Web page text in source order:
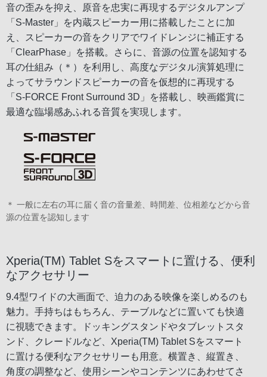
音の歪みを抑え、原音を忠実に再現するデジタルアンプ
「S-Master」を内蔵スピーカー用に搭載したことに加
え、スピーカーの音をクリアでワイドレンジに補正する
「ClearPhase」を搭載。さらに、音源の位置を認知する
耳の仕組み（＊）を利用し、高度なデジタル演算処理に
よってサラウンドスピーカーの音を仮想的に再現する
「S-FORCE Front Surround 3D」を搭載し、映画鑑賞に
最適な臨場感あふれる音質を実現します。
＊ 一般に左右の耳に届く音の音量差、時間差、位相差などから音
源の位置を認知します
Xperia(TM) Tablet Sをスマートに置ける、便利
なアクセサリー
9.4型ワイドの大画面で、迫力のある映像を楽しめるのも
魅力。手持ちはもちろん、テーブルなどに置いても快適
に視聴できます。ドッキングスタンドやタブレットスタ
ンド、クレードルなど、Xperia(TM) Tablet Sをスマート
に置ける便利なアクセサリーも用意。横置き、縦置き、
角度の調整など、使用シーンやコンテンツにあわせてさ